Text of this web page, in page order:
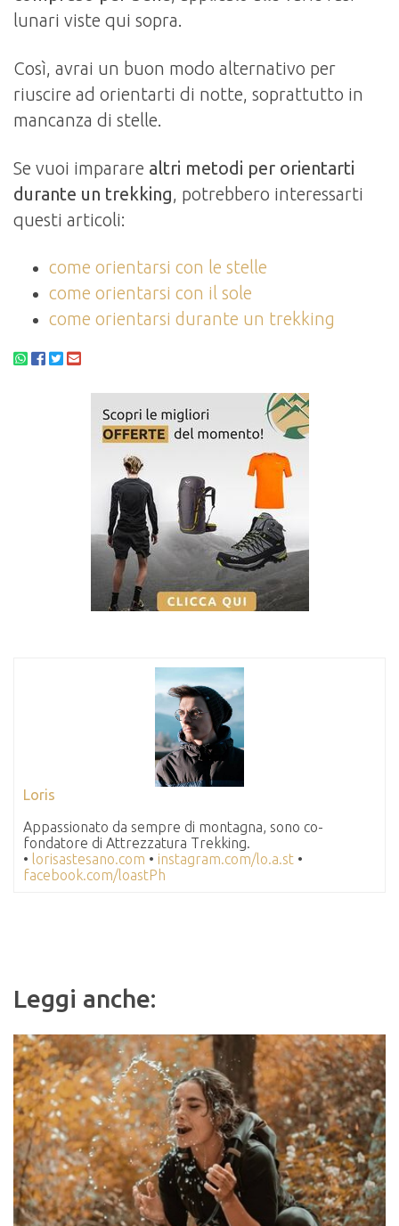
lunari viste qui sopra.
Così, avrai un buon modo alternativo per
riuscire ad orientarti di notte, soprattutto in
mancanza di stelle.
Se vuoi imparare altri metodi per orientarti
durante un trekking, potrebbero interessarti
questi articoli:
come orientarsi con le stelle
come orientarsi con il sole
come orientarsi durante un trekking
Loris
Appassionato da sempre di montagna, sono co-
fondatore di Attrezzatura Trekking.
• lorisastesano.com • instagram.com/lo.a.st •
facebook.com/loastPh
Leggi anche: